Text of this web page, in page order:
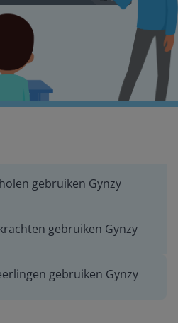
gebruiken Gynzy
gebruiken Gynzy
gebruiken Gynzy